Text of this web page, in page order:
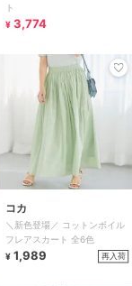
ト
¥ 3,774
コカ
＼新色登場／ コットンボイル
フレアスカート 全6色
¥ 1,989 再入荷